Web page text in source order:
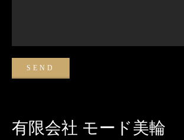
有限会社 モード美輪